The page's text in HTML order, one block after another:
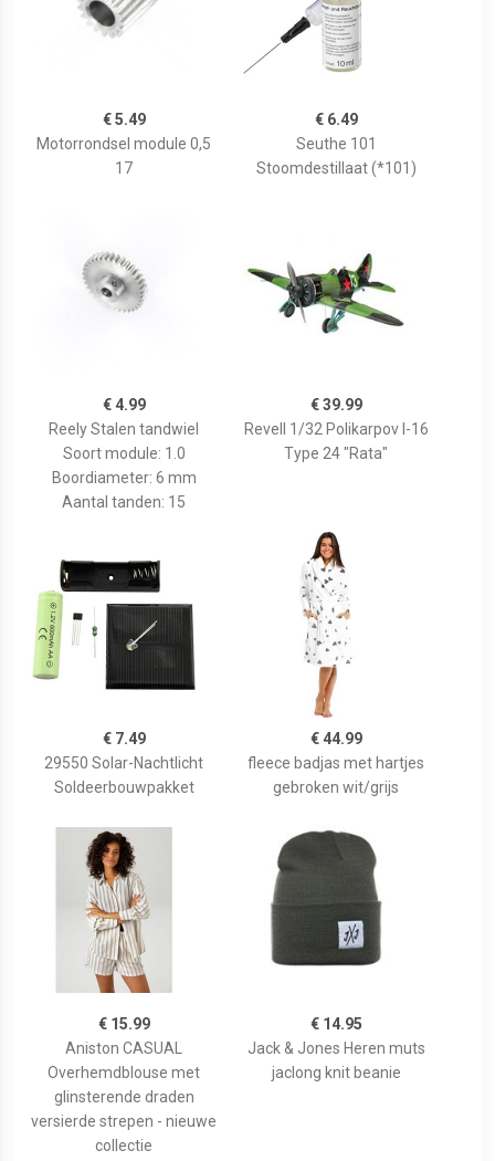
€ 5.49
Motorrondsel module 0,5
17
€ 6.49
Seuthe 101
Stoomdestillaat (*101)
€ 4.99
Reely Stalen tandwiel
Soort module: 1.0
Boordiameter: 6 mm
Aantal tanden: 15
€ 39.99
Revell 1/32 Polikarpov I-16
Type 24 "Rata"
€ 7.49
29550 Solar-Nachtlicht
Soldeerbouwpakket
€ 44.99
fleece badjas met hartjes
gebroken wit/grijs
€ 15.99
Aniston CASUAL
Overhemdblouse met
glinsterende draden
versierde strepen - nieuwe
collectie
€ 14.95
Jack & Jones Heren muts
jaclong knit beanie